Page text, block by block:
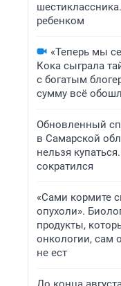
ребенком
«Теперь мы
Кока сыграла
с богатым
сумму всё
Обновленный
в Самарской
нельзя
сократился
«Сами кормите
опухоли».
продукты,
онкологии, сам
не ест